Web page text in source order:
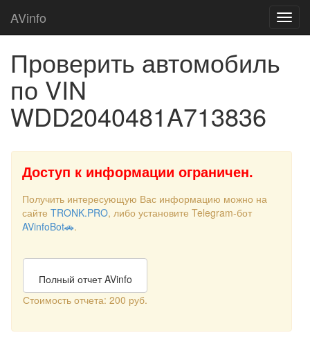
AVinfo
Проверить автомобиль
по VIN
WDD2040481A713836
Доступ к информации ограничен.
Получить интересующую Вас информацию можно на
сайте TRONK.PRO, либо установите Telegram-бот
AVinfoBot🚗.
Полный отчет AVinfo
Стоимость отчета: 200 руб.